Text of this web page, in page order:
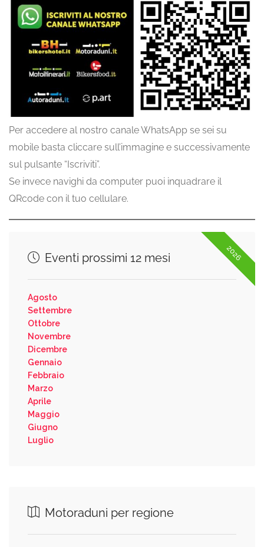
Per accedere al nostro canale WhatsApp se sei su
mobile basta cliccare sull’immagine e successivamente
sul pulsante “Iscriviti”.
Se invece navighi da computer puoi inquadrare il
QRcode con il tuo cellulare.
2026
Eventi prossimi 12 mesi
Agosto
Settembre
Ottobre
Novembre
Dicembre
Gennaio
Febbraio
Marzo
Aprile
Maggio
Giugno
Luglio
Motoraduni per regione